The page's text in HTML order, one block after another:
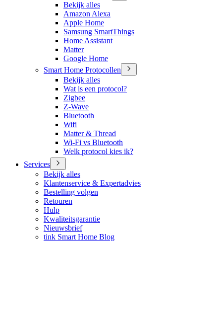
Bekijk alles
Amazon Alexa
Apple Home
Samsung SmartThings
Home Assistant
Matter
Google Home
Smart Home Protocollen
Bekijk alles
Wat is een protocol?
Zigbee
Z-Wave
Bluetooth
Wifi
Matter & Thread
Wi-Fi vs Bluetooth
Welk protocol kies ik?
Services
Bekijk alles
Klantenservice & Expertadvies
Bestelling volgen
Retouren
Hulp
Kwaliteitsgarantie
Nieuwsbrief
tink Smart Home Blog